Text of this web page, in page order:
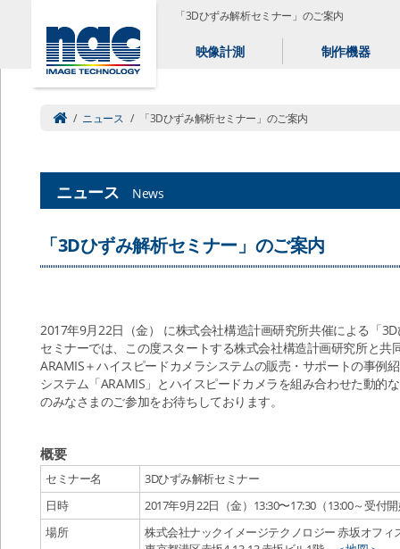
「3Dひずみ解析セミナー」のご案内
映像計測 制作機器
/ ニュース / 「3Dひずみ解析セミナー」のご案内
ニュース News
「3Dひずみ解析セミナー」のご案内
2017年9月22日（金） に株式会社構造計画研究所共催による「
セミナーでは、この度スタートする株式会社構造計画研究所と
ARAMIS＋ハイスピードカメラシステムの販売・サポートの事例
システム「ARAMIS」とハイスピードカメラを組み合わせた動的
のみなさまのご参加をお待ちしております。
概要
セミナー名
3Dひずみ解析セミナー
日時
2017年9月22日（金）13:30〜17:30（13:00～受付
場所
株式会社ナックイメージテクノロジー 赤坂オフィ